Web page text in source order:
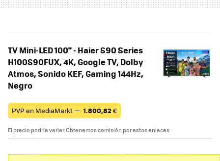
TV Mini-LED 100" - Haier S90 Series
H100S90FUX, 4K, Google TV, Dolby
Atmos, Sonido KEF, Gaming 144Hz,
Negro
PVP en MediaMarkt — 1.800,82 €
El precio podría variar. Obtenemos comisión por estos enlaces